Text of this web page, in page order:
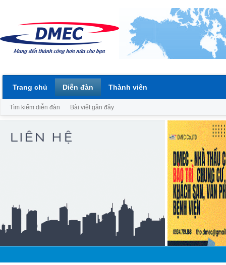
Trang chủ Diễn đàn
Tìm kiếm diễn đàn Bài viết gần đây
Thành viên